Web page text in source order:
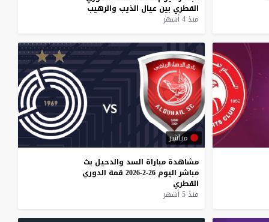
القطري بين عيال الذيب والرهيب
منذ 4 أشهر
مباشر
مشاهدة مباراة السد والدحيل بث
مباشر اليوم 26-2-2026 قمة الدوري
القطري
منذ 5 أشهر